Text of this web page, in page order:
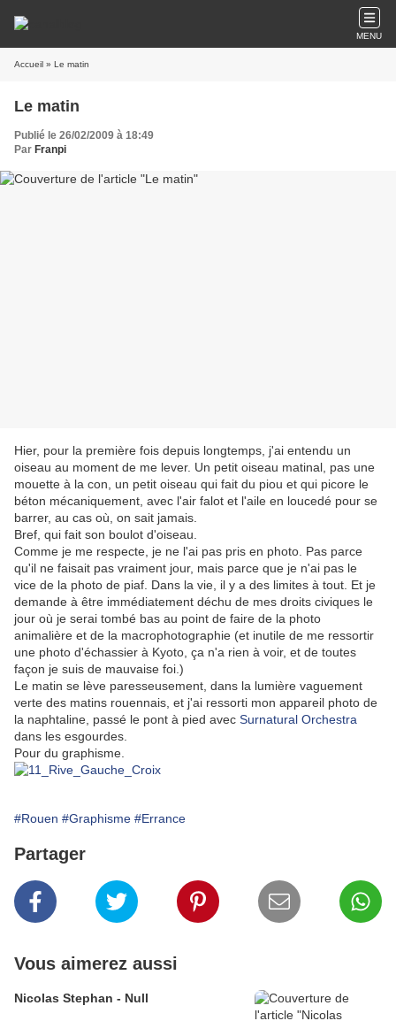
MENU
Accueil » Le matin
Le matin
Publié le 26/02/2009 à 18:49
Par Franpi
Hier, pour la première fois depuis longtemps, j'ai entendu un
oiseau au moment de me lever. Un petit oiseau matinal, pas une
mouette à la con, un petit oiseau qui fait du piou et qui picore le
béton mécaniquement, avec l'air falot et l'aile en loucedé pour se
barrer, au cas où, on sait jamais.
Bref, qui fait son boulot d'oiseau.
Comme je me respecte, je ne l'ai pas pris en photo. Pas parce
qu'il ne faisait pas vraiment jour, mais parce que je n'ai pas le
vice de la photo de piaf. Dans la vie, il y a des limites à tout. Et je
demande à être immédiatement déchu de mes droits civiques le
jour où je serai tombé bas au point de faire de la photo
animalière et de la macrophotographie (et inutile de me ressortir
une photo d'échassier à Kyoto, ça n'a rien à voir, et de toutes
façon je suis de mauvaise foi.)
Le matin se lève paresseusement, dans la lumière vaguement
verte des matins rouennais, et j'ai ressorti mon appareil photo de
la naphtaline, passé le pont à pied avec Surnatural Orchestra
dans les esgourdes.
Pour du graphisme.
#Rouen #Graphisme #Errance
Partager
Vous aimerez aussi
Nicolas Stephan - Null